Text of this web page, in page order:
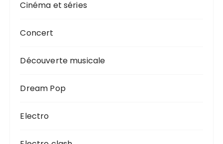
Cinéma et séries
Concert
Découverte musicale
Dream Pop
Electro